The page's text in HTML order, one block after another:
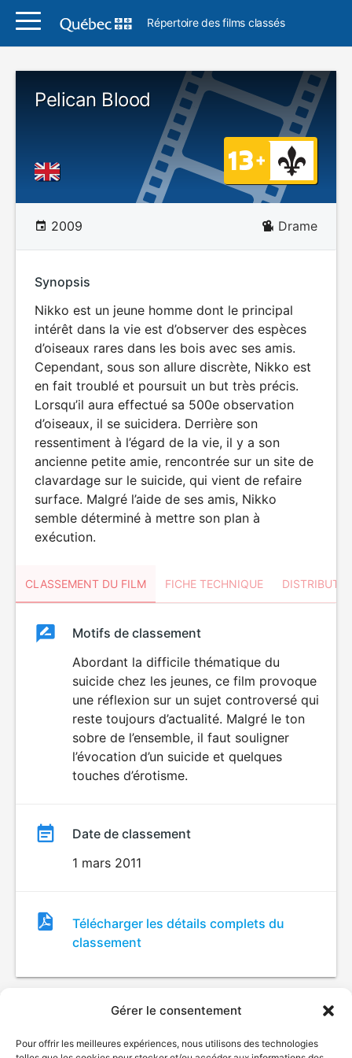
Gérer le consentement
Pour offrir les meilleures expériences, nous utilisons des technologies
Répertoire des films classés
Pelican Blood
2009 Drame
Synopsis
Nikko est un jeune homme dont le principal
intérêt dans la vie est d’observer des espèces
d’oiseaux rares dans les bois avec ses amis.
Cependant, sous son allure discrète, Nikko est
en fait troublé et poursuit un but très précis.
Lorsqu’il aura effectué sa 500e observation
d’oiseaux, il se suicidera. Derrière son
ressentiment à l’égard de la vie, il y a son
ancienne petite amie, rencontrée sur un site de
clavardage sur le suicide, qui vient de refaire
surface. Malgré l’aide de ses amis, Nikko
semble déterminé à mettre son plan à
exécution.
CLASSEMENT DU FILM FICHE TECHNIQUE
ClassementClassement
Motifs de classement
Abordant la difficile thématique du
suicide chez les jeunes, ce film provoque
une réflexion sur un sujet controversé qui
reste toujours d’actualité. Malgré le ton
sobre de l’ensemble, il faut souligner
l’évocation d’un suicide et quelques
touches d’érotisme.
Date de classement
1 mars 2011
Fichier
de
classement
Télécharger les détails complets du
classement